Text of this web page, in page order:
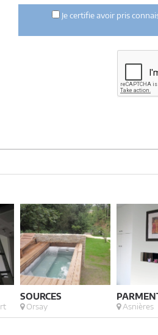
ci dessus n'est réalisée.
Mes données téléphoniques seront
notre réseau dans le cadre de la
Les données sont conservées
entre architectes-france et vous ou
loi « informatique
concernant et les faire rectifier en
Artigues-près Bordeaux. Tél.
Je certifie avoir pris
SOURCES
Orsay Asnières